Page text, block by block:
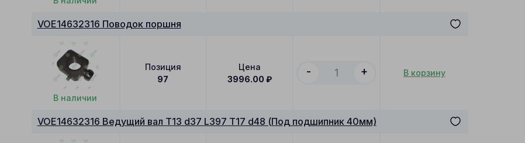
VOE14632316 Поводок поршня
В наличии
Позиция
97
Цена
3996.00 ₽
- + В корзину
VOE14632316 Ведущий вал T13 d37 L397 T17 d48 (Под подшипник 40мм)